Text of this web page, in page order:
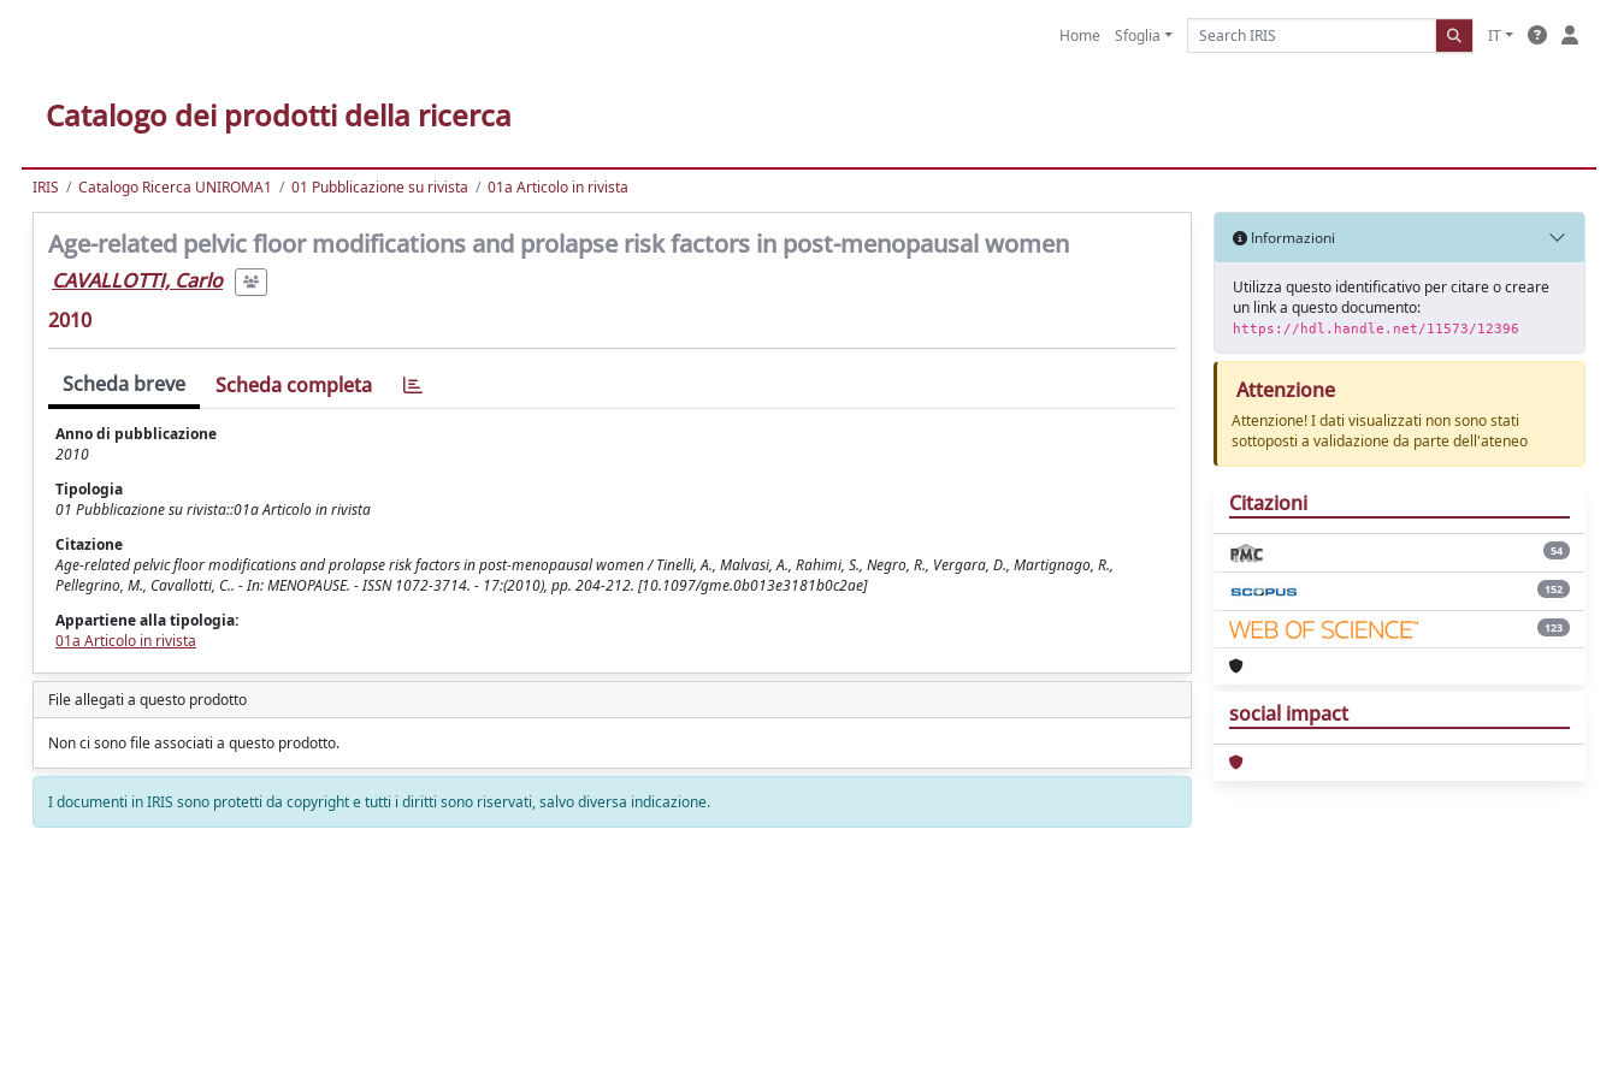
Home Sfoglia IT
Catalogo dei prodotti della ricerca
IRIS Catalogo Ricerca UNIROMA1 01 Pubblicazione su rivista 01a Articolo in rivista
Age-related pelvic floor modifications and prolapse risk factors in post-menopausal women
CAVALLOTTI, Carlo
2010
Scheda breve Scheda completa
Anno di pubblicazione
2010
Tipologia
01 Pubblicazione su rivista::01a Articolo in rivista
Citazione
Age-related pelvic floor modifications and prolapse risk factors in post-menopausal women / Tinelli, A., Malvasi, A., Rahimi, S., Negro, R., Vergara, D., Martignago, R.,
Pellegrino, M., Cavallotti, C.. - In: MENOPAUSE. - ISSN 1072-3714. - 17:(2010), pp. 204-212. [10.1097/gme.0b013e3181b0c2ae]
Appartiene alla tipologia:
01a Articolo in rivista
File allegati a questo prodotto
Non ci sono file associati a questo prodotto.
I documenti in IRIS sono protetti da copyright e tutti i diritti sono riservati, salvo diversa indicazione.
Informazioni
Utilizza questo identificativo per citare o creare
un link a questo documento:
https://hdl.handle.net/11573/12396
Attenzione
Attenzione! I dati visualizzati non sono stati
sottoposti a validazione da parte dell'ateneo
Citazioni
54
152
123
social impact